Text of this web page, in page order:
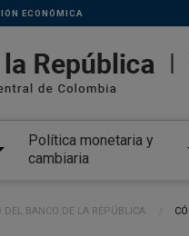
ECONÓMICA
Política monetaria y
cambiaria
DEL BANCO DE LA REPÚBLICA